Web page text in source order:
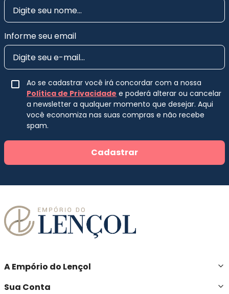
Informe seu email
Ao se cadastrar você irá concordar com a nossa
Política de Privacidade e poderá alterar ou cancelar
a newsletter a qualquer momento que desejar. Aqui
você economiza nas suas compras e não recebe
spam.
Cadastrar
A Empório do Lençol
Sua Conta